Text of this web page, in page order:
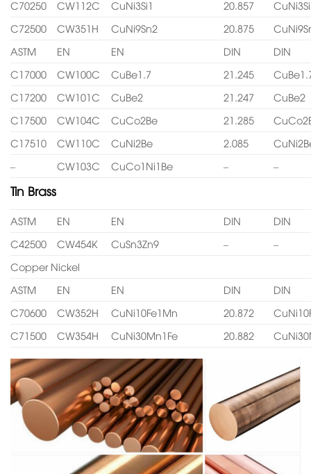
C70250
CW112C CuNi3Si1 20.857
CuNi3Si
C72500
CW351H CuNi9Sn2 20.875
ASTM
EN EN DIN
DIN
C17000
CW100C CuBe1.7 21.245
C17200
CW101C CuBe2 21.247
CuBe2
C17500
CW104C CuCo2Be 21.285
C17510
CW110C CuNi2Be 2.085
–
CW103C CuCo1Ni1Be – –
Tin Brass
ASTM EN EN DIN
DIN
C42500
CW454K CuSn3Zn9 –
–
Copper Nickel
ASTM
EN EN DIN
DIN
C70600
CW352H CuNi10Fe1Mn 20.872
C71500
CW354H CuNi30Mn1Fe 20.882